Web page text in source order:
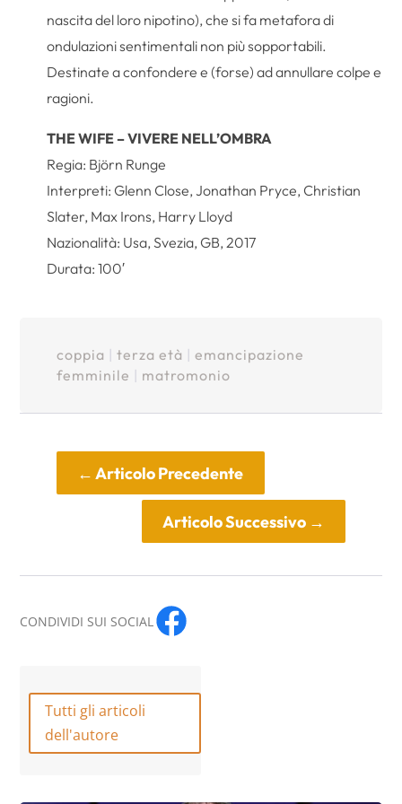
nascita del loro nipotino), che si fa metafora di
ondulazioni sentimentali non più sopportabili.
Destinate a confondere e (forse) ad annullare colpe e
ragioni.
THE WIFE – VIVERE NELL’OMBRA
Regia: Björn Runge
Interpreti: Glenn Close, Jonathan Pryce, Christian
Slater, Max Irons, Harry Lloyd
Nazionalità: Usa, Svezia, GB, 2017
Durata: 100′
coppia terza età
emancipazione
femminile
matromonio
←Articolo Precedente
Articolo Successivo→
CONDIVIDI SUI SOCIAL
Tutti gli articoli
dell'autore